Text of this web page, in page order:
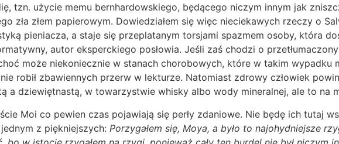
tzn. użycie memu bernhardowskiego, będącego niczym innym jak
zła złem papierowym. Dowiedziałem się więc nieciekawych rzeczy o
pieniacza, a staje się przeplatanym torsjami spazmem osoby, która
autor eksperckiego posłowia. Jeśli zaś chodzi o
może niekoniecznie w stanach chorobowych, które w takim wypadku
robił zbawiennych przerw w lekturze. Natomiast zdrowy człowiek
a dziewiętnastą, w towarzystwie whisky albo wody mineralnej, ale to na
Moi co pewien czas pojawiają się perły zdaniowe. Nie będę ich tutaj
z piękniejszych: Porzygałem się, Moya, a było to najohydniejsze